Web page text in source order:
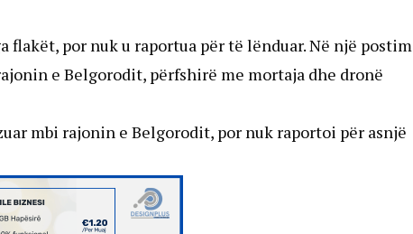
flakët, por nuk u raportua për të lënduar. Në një postim
e Belgorodit, përfshirë me mortaja dhe dronë
mbi rajonin e Belgorodit, por nuk raportoi për asnjë